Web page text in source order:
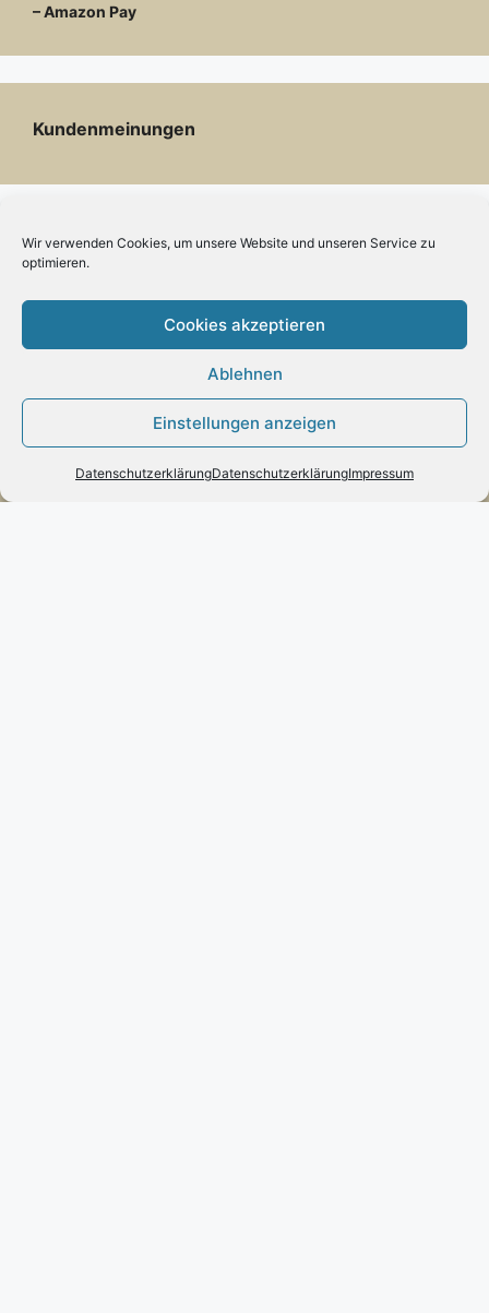
Wir verwenden Cookies, um unsere Website und unseren Service zu
optimieren.
Cookies akzeptieren
Ablehnen
Einstellungen anzeigen
DatenschutzerklärungDatenschutzerklärungImpressum
– Amazon Pay
Kundenmeinungen
Kontakt
Poststraße 73 – D-66663 – Merzig
0049(0)6861-790096
0049(0)170-3432525
engels-mode-schmuck@web.de